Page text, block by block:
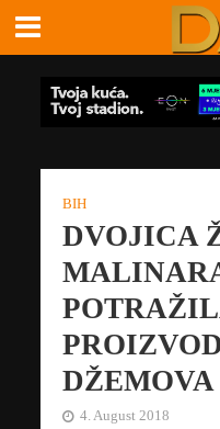
BIH
DVOJICA
DŽEMOVA
4. August 2018